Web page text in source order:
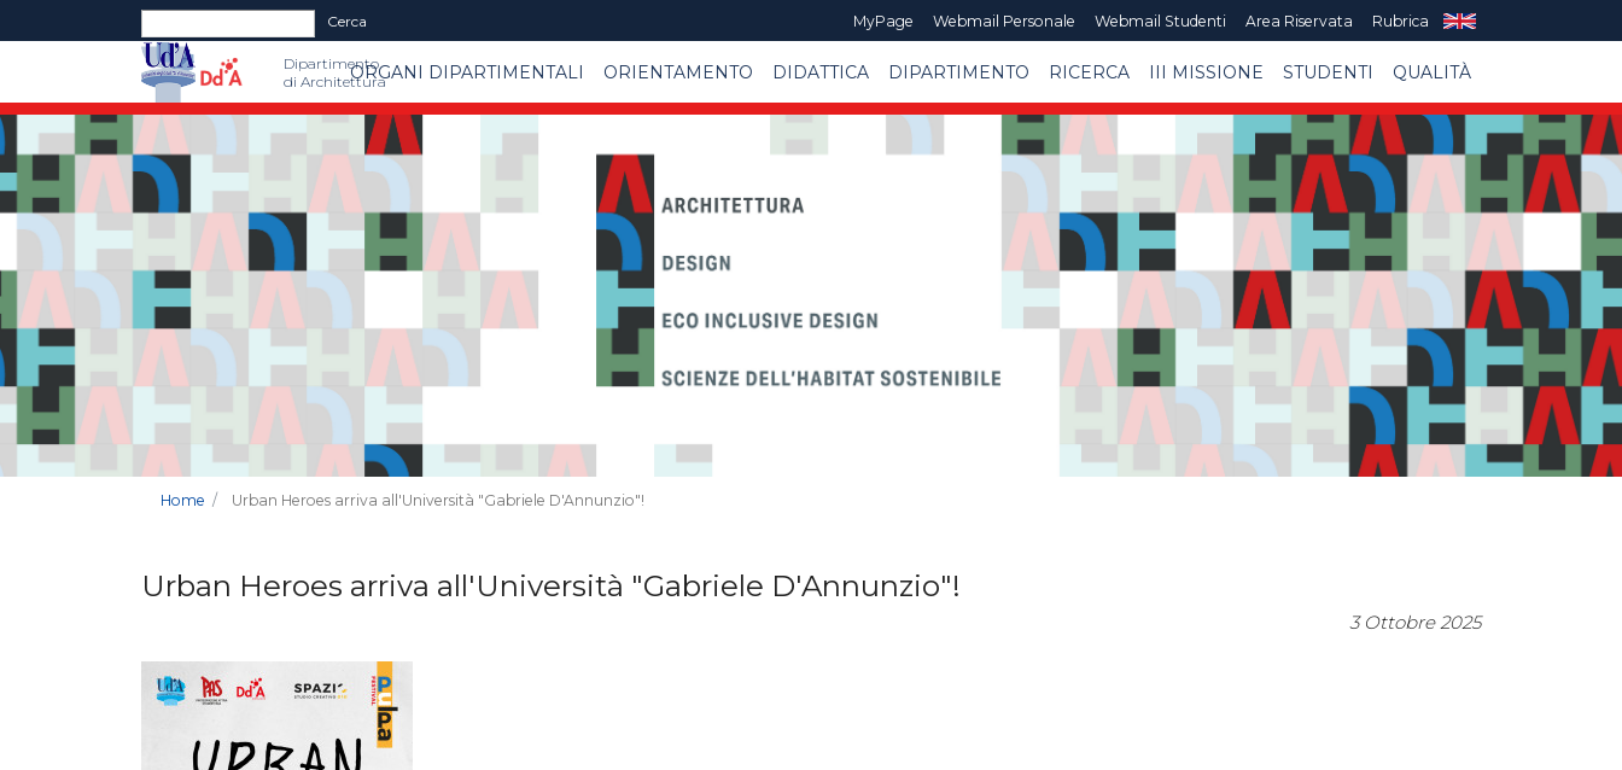
Form di ricerca
Cerca MyPage Webmail Personale Webmail Studenti Area Riservata Rubrica
Dipartimento
di ArchitetturaORGANI DIPARTIMENTALI ORIENTAMENTO DIDATTICA DIPARTIMENTO RICERCA III MISSIONE STUDENTI QUALITÀ
Home Urban Heroes arriva all'Università "Gabriele D'Annunzio"!
Urban Heroes arriva all'Università "Gabriele D'Annunzio"!
3 Ottobre 2025